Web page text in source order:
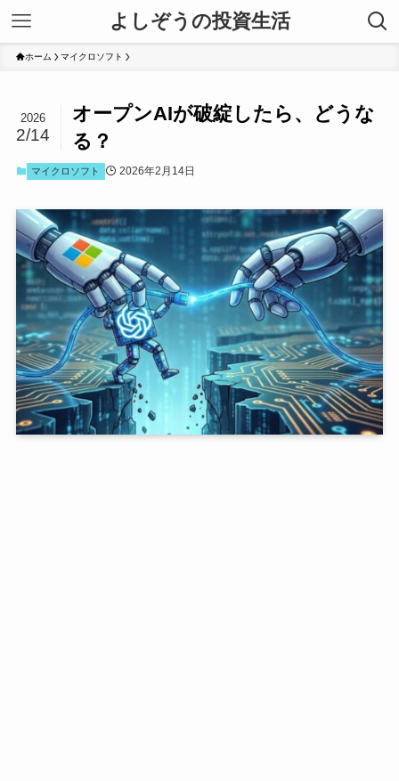
よしぞうの投資生活
ホーム マイクロソフト
オープンAIが破綻したら、どうな
る？
2026
2/14
マイクロソフト 2026年2月14日